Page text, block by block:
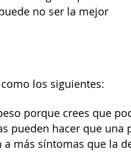
no ser la mejor
los siguientes:
porque crees que
pueden hacer que una
más síntomas que la